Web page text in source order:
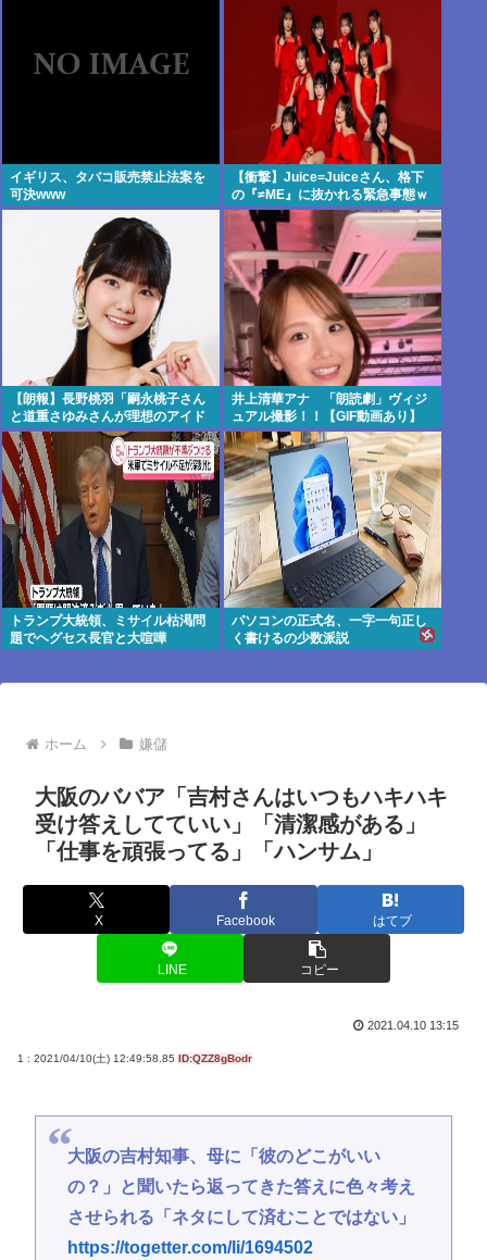
イギリス、タバコ販売禁止法案を
可決www
【衝撃】Juice=Juiceさん、格下
の『≠ME』に抜かれる緊急事態ｗ
ｗｗｗｗｗｗｗｗｗｗｗ
【朗報】長野桃羽「嗣永桃子さん
と道重さゆみさんが理想のアイド
ル像」
井上清華アナ 「朗読劇」ヴィジ
ュアル撮影！！【GIF動画あり】
トランプ大統領、ミサイル枯渇問
題でヘグセス長官と大喧嘩
パソコンの正式名、一字一句正し
く書けるの少数派説
ホーム 嫌儲
大阪のババア「吉村さんはいつもハキハキ
受け答えしてていい」「清潔感がある」
「仕事を頑張ってる」「ハンサム」
X Facebook はてブ
LINE コピー
2021.04.10 13:15
1 : 2021/04/10(土) 12:49:58.85 ID:QZZ8gBodr
大阪の吉村知事、母に「彼のどこがいい
の？」と聞いたら返ってきた答えに色々考え
させられる「ネタにして済むことではない」
https://togetter.com/li/1694502